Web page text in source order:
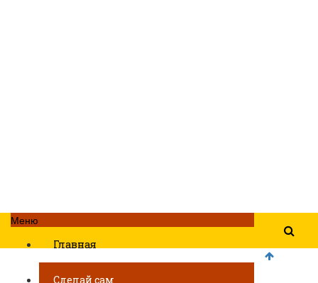
Меню
Главная
Сделай сам